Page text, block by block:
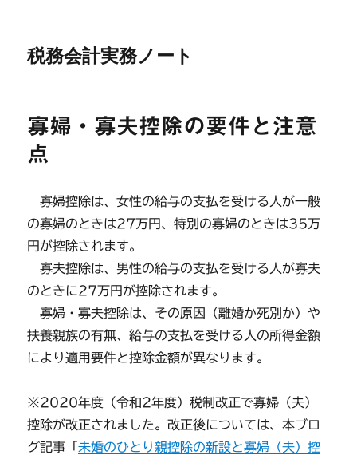
税務会計実務ノート
寡婦・寡夫控除の要件と注意
点
寡婦控除は、女性の給与の支払を受ける人が一般
の寡婦のときは27万円、特別の寡婦のときは35万
円が控除されます。
寡夫控除は、男性の給与の支払を受ける人が寡夫
のときに27万円が控除されます。
寡婦・寡夫控除は、その原因（離婚か死別か）や
扶養親族の有無、給与の支払を受ける人の所得金額
により適用要件と控除金額が異なります。
※2020年度（令和2年度）税制改正で寡婦（夫）
控除が改正されました。改正後については、本ブロ
グ記事「未婚のひとり親控除の新設と寡婦（夫）控